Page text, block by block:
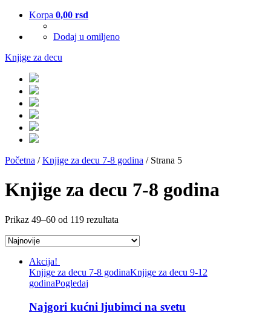
Korpa 0,00 rsd
Dodaj u omiljeno
Knjige za decu
Početna /Knjige za decu 7-8 godina / Strana 5
Knjige za decu 7-8 godina
Prikaz 49–60 od 119 rezultata
Akcija!
Knjige za decu 7-8 godinaKnjige za decu 9-12
godinaPogledaj
Najgori kućni ljubimci na svetu